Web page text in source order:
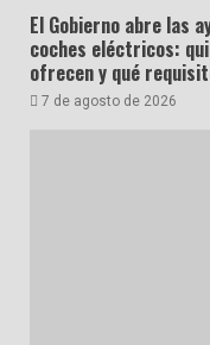
El Gobierno abre las
coches eléctricos:
ofrecen y qué
7 de agosto de 2026